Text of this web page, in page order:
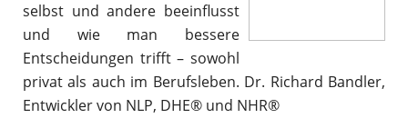
selbst und andere beeinflusst
und wie man bessere
Entscheidungen trifft – sowohl
privat als auch im Berufsleben. Dr. Richard Bandler,
Entwickler von NLP, DHE® und NHR®